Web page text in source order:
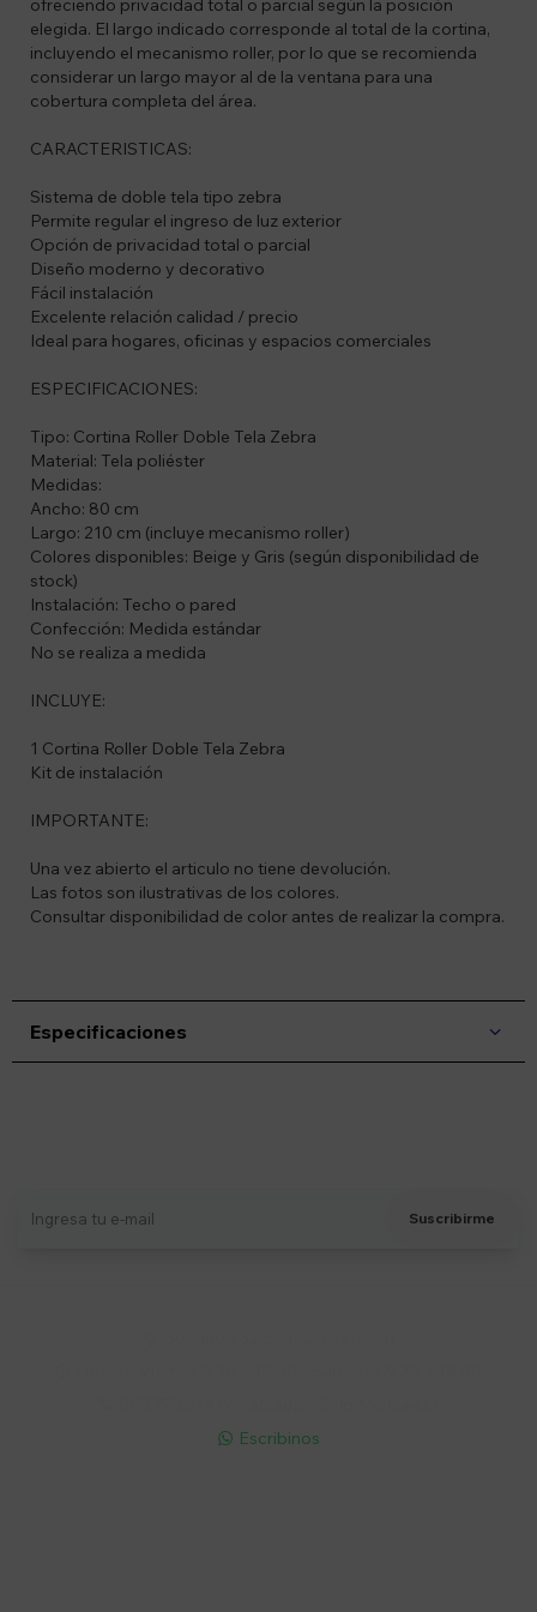
ofreciendo privacidad total o parcial según la posición
elegida. El largo indicado corresponde al total de la cortina,
incluyendo el mecanismo roller, por lo que se recomienda
considerar un largo mayor al de la ventana para una
cobertura completa del área.
CARACTERISTICAS:
Sistema de doble tela tipo zebra
Permite regular el ingreso de luz exterior
Opción de privacidad total o parcial
Diseño moderno y decorativo
Fácil instalación
Excelente relación calidad / precio
Ideal para hogares, oficinas y espacios comerciales
ESPECIFICACIONES:
Tipo: Cortina Roller Doble Tela Zebra
Material: Tela poliéster
Medidas:
Ancho: 80 cm
Largo: 210 cm (incluye mecanismo roller)
Colores disponibles: Beige y Gris (según disponibilidad de
stock)
Instalación: Techo o pared
Confección: Medida estándar
No se realiza a medida
INCLUYE:
1 Cortina Roller Doble Tela Zebra
Kit de instalación
IMPORTANTE:
Una vez abierto el articulo no tiene devolución.
Las fotos son ilustrativas de los colores.
Consultar disponibilidad de color antes de realizar la compra.
Especificaciones
Suscribirme
 Escribinos